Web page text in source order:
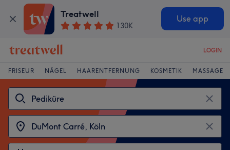
Treatwell
130K
Use app
LOGIN
FRISEUR NÄGEL HAARENTFERNUNG KOSMETIK MASSAGE